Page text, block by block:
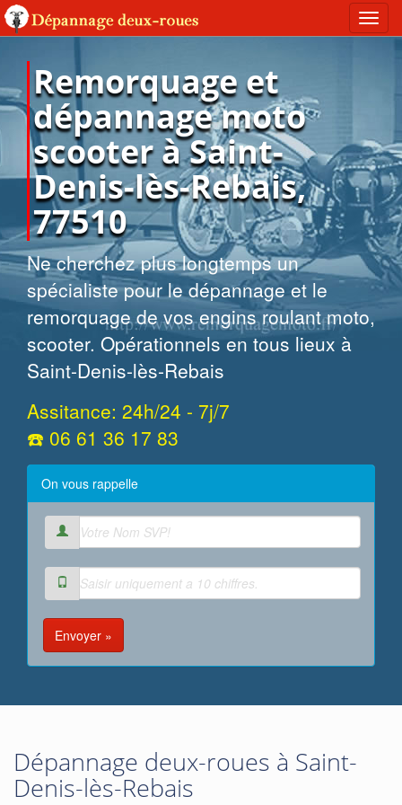
Remorquage et
dépannage moto
scooter à Saint-
Denis-lès-Rebais,
77510
Ne cherchez plus longtemps un
spécialiste pour le dépannage et le
remorquage de vos engins roulant moto,
scooter. Opérationnels en tous lieux à
Saint-Denis-lès-Rebais
Assitance: 24h/24 - 7j/7
☎️ 06 61 36 17 83
On vous rappelle
Envoyer »
Dépannage deux-roues à Saint-
Denis-lès-Rebais